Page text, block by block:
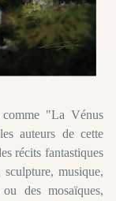
"La Vénus
auteurs de cette
récits fantastiques
musique,
des mosaïques,